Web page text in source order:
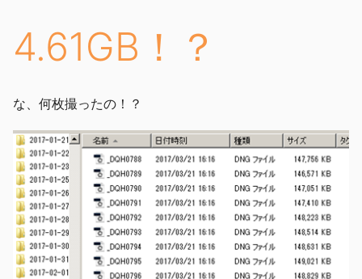
4.61GB！？
な、何枚撮ったの！？